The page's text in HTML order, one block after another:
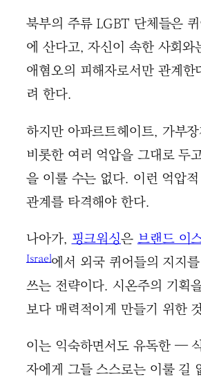
북부의 주류 LGBT 단체들은
에 산다고, 자신이 속한 사회와
애혐오의 피해자로서만 관계
려 한다.
하지만 아파르트헤이트, 가부
비롯한 여러 억압을 그대로 두
을 이룰 수는 없다. 이런 억압
관계를 타격해야 한다.
나아가,핑크워싱은 브랜드 이
Israel에서 외국 퀴어들의 지지
쓰는 전략이다. 시온주의 기획
보다 매력적이게 만들기 위한
이는 익숙하면서도 유독한 —
자에게 그들 스스로는 이룰 길